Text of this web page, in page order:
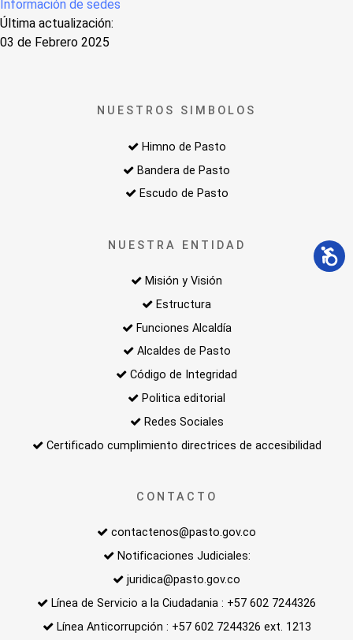
Información de sedes
Última actualización:
03 de Febrero 2025
NUESTROS SIMBOLOS
Himno de Pasto
Bandera de Pasto
Escudo de Pasto
NUESTRA ENTIDAD
Misión y Visión
Estructura
Funciones Alcaldía
Alcaldes de Pasto
Código de Integridad
Politica editorial
Redes Sociales
Certificado cumplimiento directrices de accesibilidad
CONTACTO
contactenos@pasto.gov.co
Notificaciones Judiciales:
juridica@pasto.gov.co
Línea de Servicio a la Ciudadania : +57 602 7244326
Línea Anticorrupción : +57 602 7244326 ext. 1213